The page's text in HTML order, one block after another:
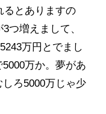
るとありますの
つ増えまして、
万円とでまし
万か。夢があ
ろ5000万じゃ少